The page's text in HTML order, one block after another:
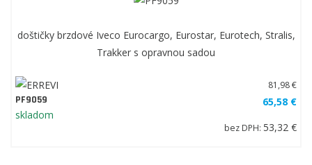
doštičky brzdové Iveco Eurocargo, Eurostar, Eurotech, Stralis,
Trakker s opravnou sadou
PF9059
skladom
81,98 €
65,58 €
bez DPH: 53,32 €